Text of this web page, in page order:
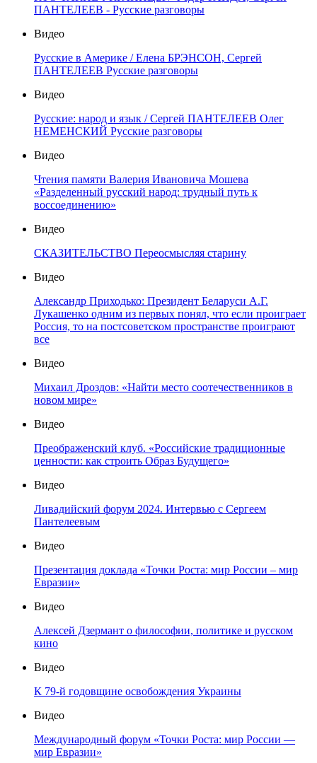
ПАНТЕЛЕЕВ - Русские разговоры
Видео
Русские в Америке / Елена БРЭНСОН, Сергей
ПАНТЕЛЕЕВ Русские разговоры
Видео
Русские: народ и язык / Сергей ПАНТЕЛЕЕВ Олег
НЕМЕНСКИЙ Русские разговоры
Видео
Чтения памяти Валерия Ивановича Мошева
«Разделенный русский народ: трудный путь к
воссоединению»
Видео
СКАЗИТЕЛЬСТВО Переосмысляя старину
Видео
Александр Приходько: Президент Беларуси А.Г.
Лукашенко одним из первых понял, что если проиграет
Россия, то на постсоветском пространстве проиграют
все
Видео
Михаил Дроздов: «Найти место соотечественников в
новом мире»
Видео
Преображенский клуб. «Российские традиционные
ценности: как строить Образ Будущего»
Видео
Ливадийский форум 2024. Интервью с Сергеем
Пантелеевым
Видео
Презентация доклада «Точки Роста: мир России – мир
Евразии»
Видео
Алексей Дзермант о философии, политике и русском
кино
Видео
К 79-й годовщине освобождения Украины
Видео
Международный форум «Точки Роста: мир России —
мир Евразии»